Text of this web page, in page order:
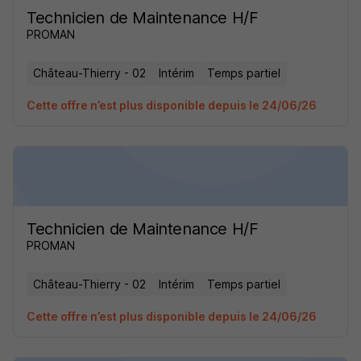
Technicien de Maintenance H/F
PROMAN
Château-Thierry - 02 Intérim Temps partiel
Cette offre n’est plus disponible depuis le 24/06/26
Technicien de Maintenance H/F
PROMAN
Château-Thierry - 02 Intérim Temps partiel
Cette offre n’est plus disponible depuis le 24/06/26